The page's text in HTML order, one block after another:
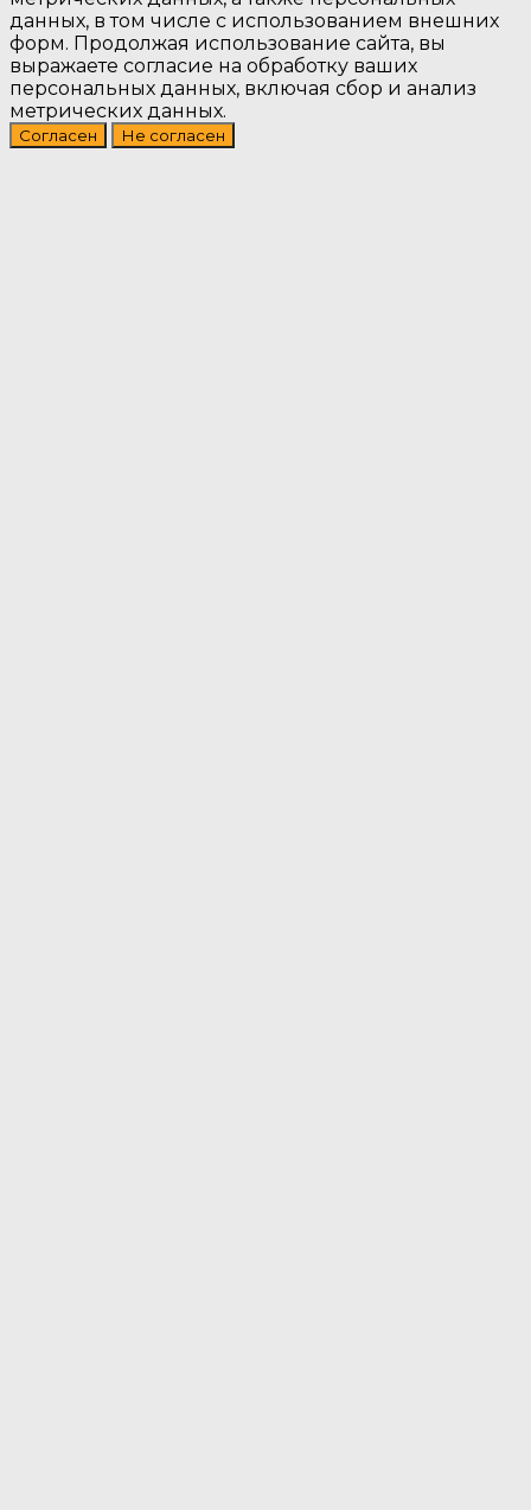
данных, в том числе с использованием внешних
форм. Продолжая использование сайта, вы
выражаете согласие на обработку ваших
персональных данных, включая сбор и анализ
метрических данных.
Согласен Не согласен